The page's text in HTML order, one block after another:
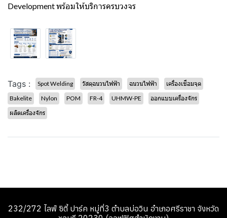
Development พร้อมให้บริการครบวงจร
Tags : Spot Welding วัสดุฉนวนไฟฟ้า ฉนวนไฟฟ้า
เครื่องเชื่อมจุด
Bakelite
Nylon POM FR-4 UHMW-PE
ออกแบบเครื่องจักร
ผลิตเครื่องจักร
232/272 ไลฟ์ ซิตี้ ปาร์ค หมู่ที่3 ตำบลบ่อวิน อำเภอศรีราชา จังหวัด